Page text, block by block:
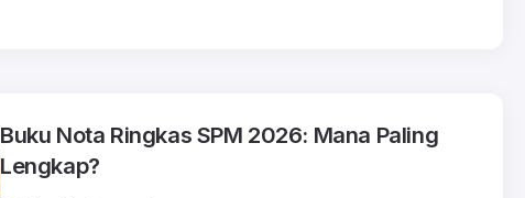
Buku Nota Ringkas SPM 2026: Mana Paling
Lengkap?